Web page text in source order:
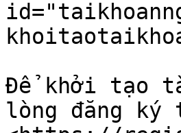
Để khởi tạo
lòng đăng